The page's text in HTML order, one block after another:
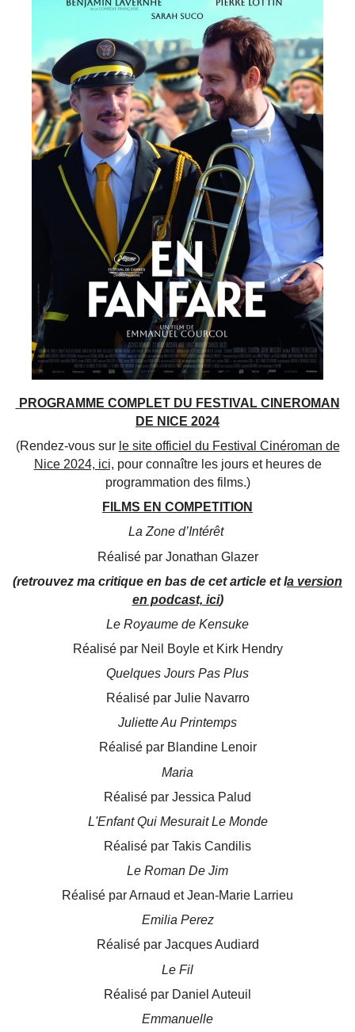
PROGRAMME COMPLET DU FESTIVAL CINEROMAN
DE NICE 2024
(Rendez-vous sur le site officiel du Festival Cinéroman de
Nice 2024, ici, pour connaître les jours et heures de
programmation des films.)
FILMS EN COMPETITION
La Zone d’Intérêt
Réalisé par Jonathan Glazer
(retrouvez ma critique en bas de cet article et la version
en podcast, ici)
Le Royaume de Kensuke
Réalisé par Neil Boyle et Kirk Hendry
Quelques Jours Pas Plus
Réalisé par Julie Navarro
Juliette Au Printemps
Réalisé par Blandine Lenoir
Maria
Réalisé par Jessica Palud
L'Enfant Qui Mesurait Le Monde
Réalisé par Takis Candilis
Le Roman De Jim
Réalisé par Arnaud et Jean-Marie Larrieu
Emilia Perez
Réalisé par Jacques Audiard
Le Fil
Réalisé par Daniel Auteuil
Emmanuelle